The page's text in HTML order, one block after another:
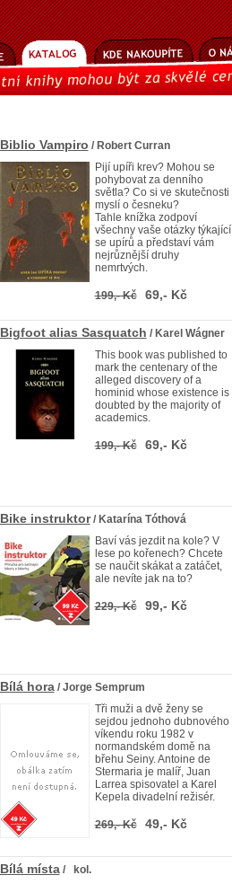
Biblio Vampiro / Robert Curran
Pijí upíři krev? Mohou se
pohybovat za denního
světla? Co si ve skutečnosti
myslí o česneku?
Tahle knížka zodpoví
všechny vaše otázky týkající
se upírů a představí vám
nejrůznější druhy
nemrtvých.
199,- Kč 69,- Kč
Bigfoot alias Sasquatch / Karel Wágner
This book was published to
mark the centenary of the
alleged discovery of a
hominid whose existence is
doubted by the majority of
academics.
199,- Kč 69,- Kč
Bike instruktor/ Katarína Tóthová
Baví vás jezdit na kole? V
lese po kořenech? Chcete
se naučit skákat a zatáčet,
ale nevíte jak na to?
229,- Kč 99,- Kč
Bílá hora/ Jorge Semprum
Tři muži a dvě ženy se
sejdou jednoho dubnového
víkendu roku 1982 v
normandském domě na
břehu Seiny. Antoine de
Stermaria je malíř, Juan
Larrea spisovatel a Karel
Kepela divadelní režisér.
269,- Kč 49,- Kč
Bílá místa/ kol.